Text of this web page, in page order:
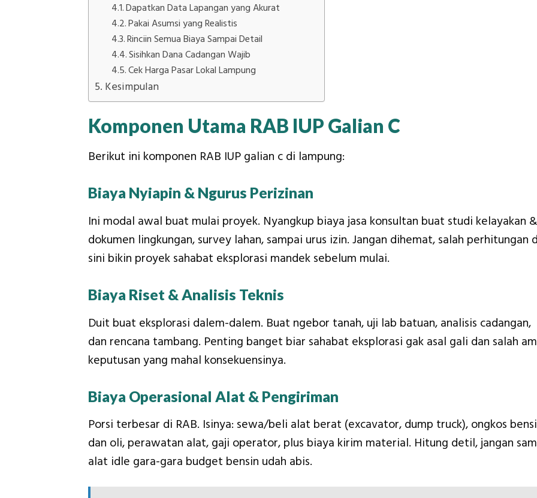
Dapatkan Data Lapangan yang Akurat
Pakai Asumsi yang Realistis
Rinciin Semua Biaya Sampai Detail
Sisihkan Dana Cadangan Wajib
Cek Harga Pasar Lokal Lampung
Kesimpulan
Komponen Utama RAB IUP Galian C
Berikut ini komponen RAB IUP galian c di lampung:
Biaya Nyiapin & Ngurus Perizinan
Ini modal awal buat mulai proyek. Nyangkup biaya jasa konsultan buat studi kelayakan &
dokumen lingkungan, survey lahan, sampai urus izin. Jangan dihemat, salah perhitungan
sini bikin proyek sahabat eksplorasi mandek sebelum mulai.
Biaya Riset & Analisis Teknis
Duit buat eksplorasi dalem-dalem. Buat ngebor tanah, uji lab batuan, analisis cadangan,
dan rencana tambang. Penting banget biar sahabat eksplorasi gak asal gali dan salah
keputusan yang mahal konsekuensinya.
Biaya Operasional Alat & Pengiriman
Porsi terbesar di RAB. Isinya: sewa/beli alat berat (excavator, dump truck), ongkos
dan oli, perawatan alat, gaji operator, plus biaya kirim material. Hitung detil, jangan
alat idle gara-gara budget bensin udah abis.